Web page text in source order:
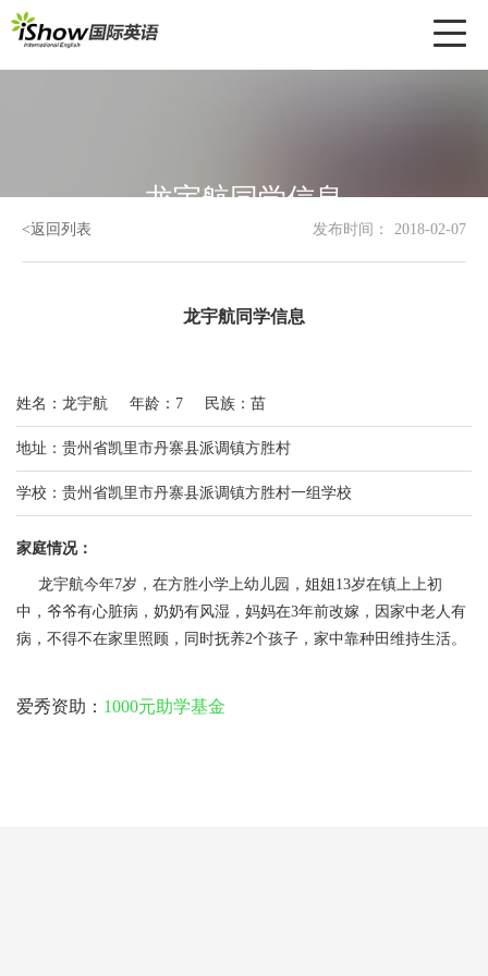
龙宇航同学信息
发布时间： 2018-02-07
<返回列表
龙宇航同学信息
姓名：龙宇航 年龄：7 民族：苗
地址：贵州省凯里市丹寨县派调镇方胜村
学校：贵州省凯里市丹寨县派调镇方胜村一组学校
家庭情况：
龙宇航今年7岁，在方胜小学上幼儿园，姐姐13岁在镇上上初
中，爷爷有心脏病，奶奶有风湿，妈妈在3年前改嫁，因家中老人有
病，不得不在家里照顾，同时抚养2个孩子，家中靠种田维持生活。
爱秀资助： 1000元助学基金